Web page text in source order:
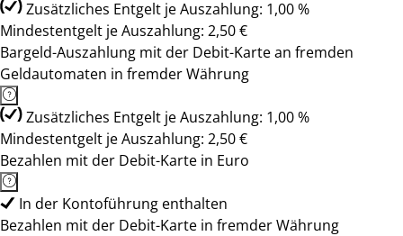
Zusätzliches Entgelt je Auszahlung: 1,00 %
Mindestentgelt je Auszahlung: 2,50 €
Bargeld-Auszahlung mit der Debit-Karte an fremden
Geldautomaten in fremder Währung
Zusätzliches Entgelt je Auszahlung: 1,00 %
Mindestentgelt je Auszahlung: 2,50 €
Bezahlen mit der Debit-Karte in Euro
In der Kontoführung enthalten
Bezahlen mit der Debit-Karte in fremder Währung